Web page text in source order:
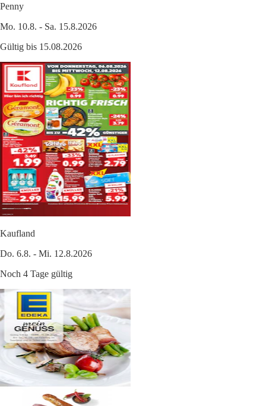
Penny
Mo. 10.8. - Sa. 15.8.2026
Gültig bis 15.08.2026
Kaufland
Do. 6.8. - Mi. 12.8.2026
Noch 4 Tage gültig